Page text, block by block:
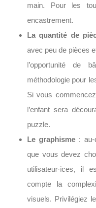
main. Pour les
encastrement.
La quantité de
avec peu de pièces
l’opportunité de
méthodologie pour
Si vous
l’enfant sera
puzzle.
Le graphisme : au-
que vous devez
utilisateur·ices, il
compte la
visuels. Privilégiez